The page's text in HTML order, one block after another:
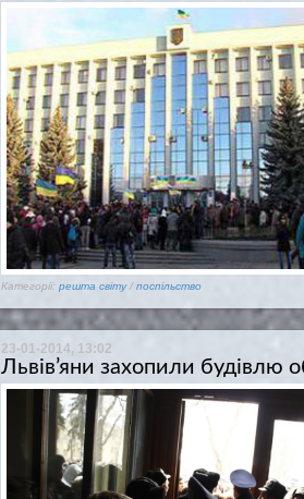
Категорії: решта світу/поспільство
23-01-2014, 13:02
Львів’яни захопили будівлю